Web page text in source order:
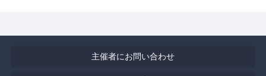
主催者にお問い合わせ